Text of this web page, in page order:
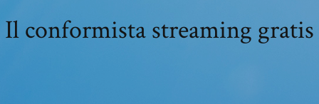
Il conformista streaming gratis